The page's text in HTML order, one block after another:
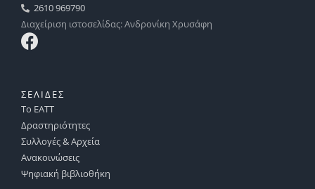
2610 969790
Διαχείριση ιστοσελίδας: Ανδρονίκη Χρυσάφη
ΣΕΛΙΔΕΣ
Το ΕΑΤΤ
Δραστηριότητες
Συλλογές & Αρχεία
Ανακοινώσεις
Ψηφιακή βιβλιοθήκη